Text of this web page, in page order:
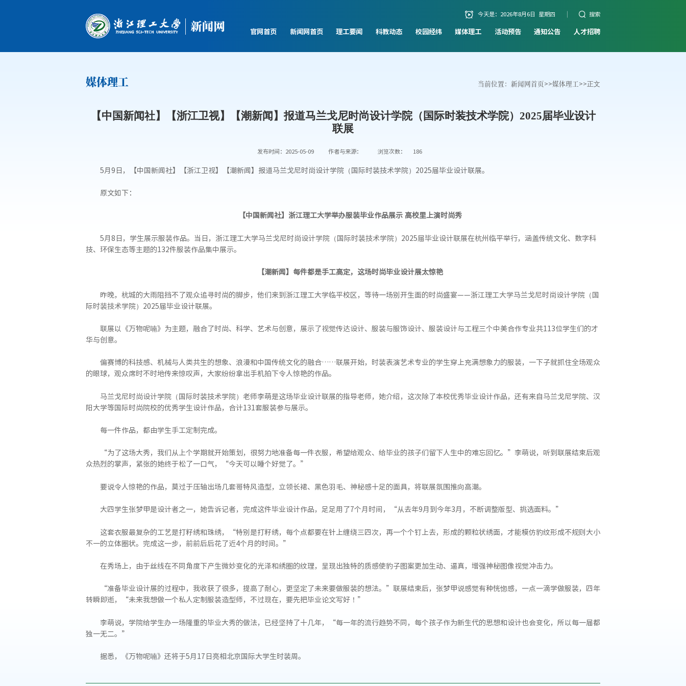
今天是： 2026年8月6日 星期四 搜索
官网首页 新闻网首页 理工要闻 科教动态 校园经纬 媒体理工 活动预告 通知公告 人才招聘
媒体理工 当前位置： 新闻网首页>>媒体理工>>正文
【中国新闻社】【浙江卫视】【潮新闻】报道马兰戈尼时尚设计学院（国际时装技术学院）2025届毕业设计
联展
发布时间：2025-05-09 作者与来源： 浏览次数： 186
5月9日， 【中国新闻社】 【浙江卫视】【潮新闻】报道马兰戈尼时尚设计学院（国际时装技术学院）2025届毕业设计联展。
原文如下：
【中国新闻社】浙江理工大学举办服装毕业作品展示 高校里上演时尚秀
5月8日，学生展示服装作品。当日，浙江理工大学马兰戈尼时尚设计学院（国际时装技术学院）2025届毕业设计联展在杭州临平举行，涵盖传统文化、数字科
技、环保生态等主题的132件服装作品集中展示。
【潮新闻】每件都是手工高定，这场时尚毕业设计展太惊艳
昨晚，杭城的大雨阻挡不了观众追寻时尚的脚步，他们来到浙江理工大学临平校区，等待一场别开生面的时尚盛宴——浙江理工大学马兰戈尼时尚设计学院（国
际时装技术学院）2025届毕业设计联展。
联展以《万物呢喃》为主题，融合了时尚、科学、艺术与创意，展示了视觉传达设计、服装与服饰设计、服装设计与工程三个中美合作专业共113位学生们的才
华与创意。
偏赛博的科技感、机械与人类共生的想象、浪漫和中国传统文化的融合……联展开始，时装表演艺术专业的学生穿上充满想象力的服装，一下子就抓住全场观众
的眼球，观众席时不时地传来惊叹声，大家纷纷拿出手机拍下令人惊艳的作品。
马兰戈尼时尚设计学院（国际时装技术学院）老师李萌是这场毕业设计联展的指导老师，她介绍，这次除了本校优秀毕业设计作品，还有来自马兰戈尼学院、汉
阳大学等国际时尚院校的优秀学生设计作品，合计131套服装参与展示。
每一件作品，都由学生手工定制完成。
“为了这场大秀，我们从上个学期就开始策划，很努力地准备每一件衣服，希望给观众、给毕业的孩子们留下人生中的难忘回忆。”李萌说，听到联展结束后观
众热烈的掌声，紧张的她终于松了一口气，“今天可以睡个好觉了。”
要说令人惊艳的作品，莫过于压轴出场几套哥特风造型，立领长裙、黑色羽毛、神秘感十足的面具，将联展氛围推向高潮。
大四学生张梦甲是设计者之一，她告诉记者，完成这件毕业设计作品，足足用了7个月时间，“从去年9月到今年3月，不断调整版型、挑选面料。”
这套衣服最复杂的工艺是打籽绣和珠绣，“特别是打籽绣，每个点都要在针上缠绕三四次，再一个个钉上去，形成的颗粒状绣面，才能模仿豹纹形成不规则大小
不一的立体圈状。完成这一步，前前后后花了近4个月的时间。”
在秀场上，由于丝线在不同角度下产生微妙变化的光泽和绣圈的纹理，呈现出独特的质感使豹子图案更加生动、逼真，增强神秘图像视觉冲击力。
“准备毕业设计展的过程中，我收获了很多，提高了耐心，更坚定了未来要做服装的想法。”联展结束后，张梦甲说感觉有种恍惚感，一点一滴学做服装，四年
转瞬即逝，“未来我想做一个私人定制服装造型师，不过现在，要先把毕业论文写好！”
李萌说，学院给学生办一场隆重的毕业大秀的做法，已经坚持了十几年，“每一年的流行趋势不同，每个孩子作为新生代的思想和设计也会变化，所以每一届都
独一无二。”
据悉，《万物呢喃》还将于5月17日亮相北京国际大学生时装周。